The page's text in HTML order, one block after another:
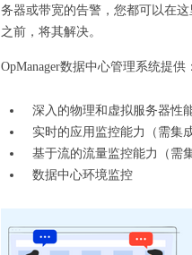
务器或带宽的告警，您都可以在
之前，将其解决。
OpManager数据中心管理系统提供：
深入的物理和虚拟服务器性
实时的应用监控能力（需集成
基于流的流量监控能力（需
数据中心环境监控